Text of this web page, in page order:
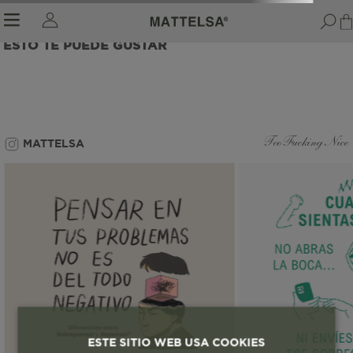
ESTO TE PUEDE GUSTAR
MATTELSA Too Fucking Nice
ESTE SITIO WEB USA COOKIES